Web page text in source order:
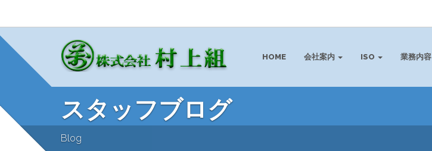
HOME 会社案内 ISO 業務内容
スタッフブログ
Blog